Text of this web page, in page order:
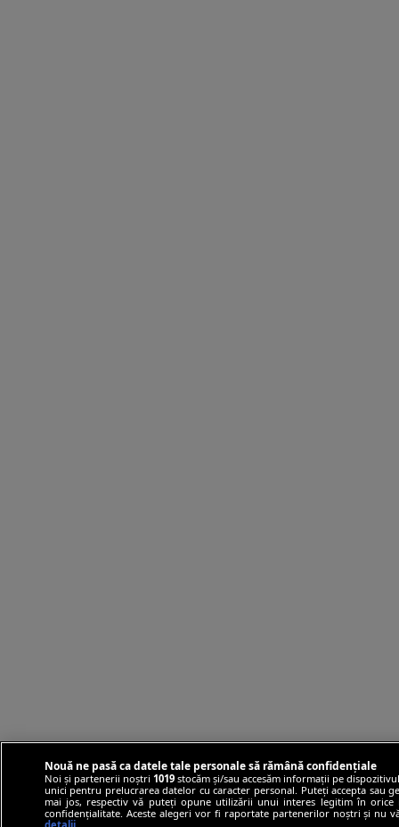
Nouă ne pasă ca datele tale personale să rămână confidențiale
Noi și partenerii noștri 1019stocăm și/sau accesăm informații pe
unici pentru prelucrarea datelor cu caracter personal. Puteți accepta sau
mai jos, respectiv vă puteți opune utilizării unui interes legitim în
confidențialitate. Aceste alegeri vor fi raportate partenerilor noștri și nu